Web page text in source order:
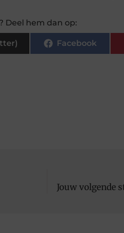
Deel hem dan op:
Facebook
Jouw volgende